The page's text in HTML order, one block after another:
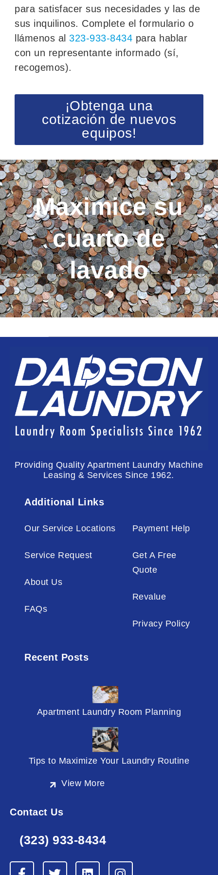
para satisfacer sus necesidades y las de
sus inquilinos. Complete el formulario o
llámenos al 323-933-8434 para hablar
con un representante informado (sí,
recogemos).
¡Obtenga una
cotización de nuevos
equipos!
Maximice su
cuarto de
lavado
Providing Quality Apartment Laundry Machine
Leasing & Services Since 1962.
Additional Links
Our Service Locations
Service Request
About Us
FAQs
Payment Help
Get A Free
Quote
Revalue
Privacy Policy
Recent Posts
Apartment Laundry Room Planning
Tips to Maximize Your Laundry Routine
View More
Contact Us
(323) 933-8434
F
T
L
I